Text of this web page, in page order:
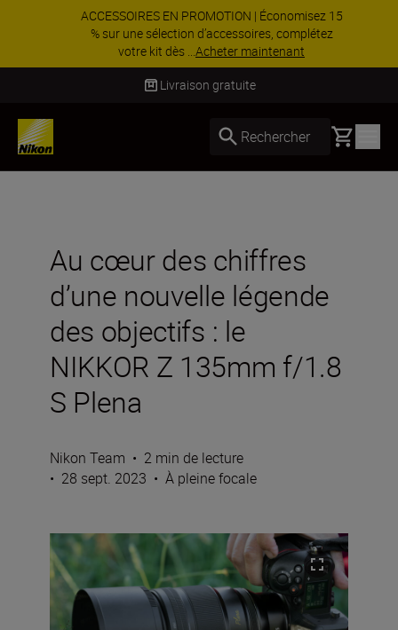
ACCESSOIRES EN PROMOTION | Économisez 15
% sur une sélection d’accessoires, complétez
votre kit dès ...Acheter maintenant
Livraison sous 4 à 6 jours ouvrés
Rechercher Basket
Au cœur des chiffres
d’une nouvelle légende
des objectifs : le
NIKKOR Z 135mm f/1.8
S Plena
Nikon Team • 2 min de lecture
• 28 sept. 2023 • À pleine focale